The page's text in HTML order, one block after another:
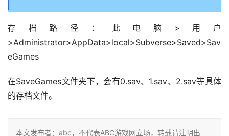
存档路径：此电脑>用户
>Administrator>AppData>local>Subverse>Saved>Sav
eGames
在SaveGames文件夹下，会有0.sav、1.sav、2.sav等具体
的存档文件。
本文发布者：abc，不代表ABC游戏网立场，转载请注明出